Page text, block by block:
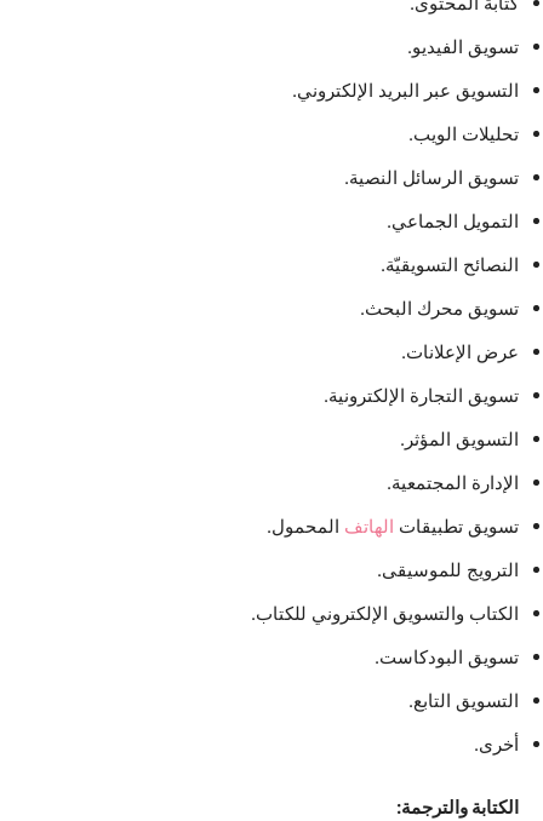
تسويق الفيديو.
التسويق عبر البريد الإلكتروني.
تحليلات الويب.
تسويق الرسائل النصية.
التمويل الجماعي.
النصائح التسويقيّة.
تسويق محرك البحث.
عرض الإعلانات.
تسويق التجارة الإلكترونية.
التسويق المؤثر.
الإدارة المجتمعية.
تسويق تطبيقات الهاتف المحمول.
الترويج للموسيقى.
الكتاب والتسويق الإلكتروني للكتاب.
تسويق البودكاست.
التسويق التابع.
أخرى.
الكتابة والترجمة: